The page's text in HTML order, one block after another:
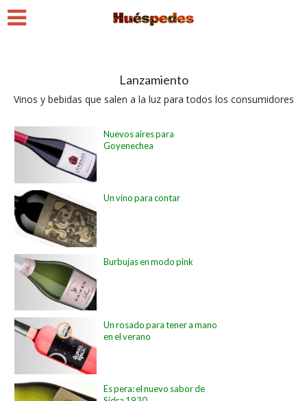
Lanzamiento
Vinos y bebidas que salen a la luz para todos los consumidores
Nuevos aires para
Goyenechea
Un vino para contar
Burbujas en modo pink
Un rosado para tener a mano
en el verano
Es pera: el nuevo sabor de